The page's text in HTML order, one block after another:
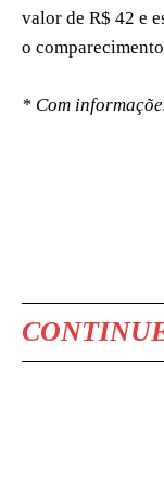
valor de R$ 42 e
o
* Com